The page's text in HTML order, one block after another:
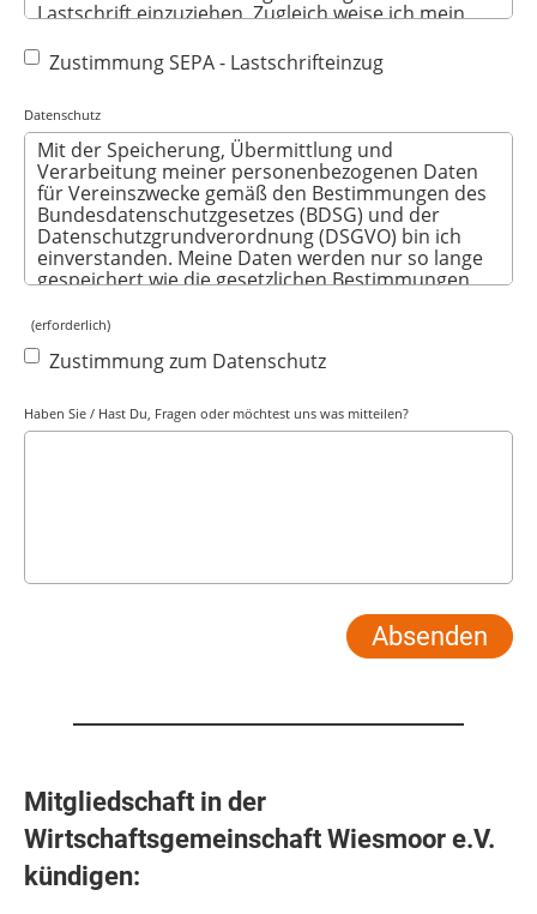
Zustimmung SEPA - Lastschrifteinzug
Datenschutz
(erforderlich)
Zustimmung zum Datenschutz
Haben Sie / Hast Du, Fragen oder möchtest uns was mitteilen?
Mitgliedschaft in der
Wirtschaftsgemeinschaft Wiesmoor e.V.
kündigen: